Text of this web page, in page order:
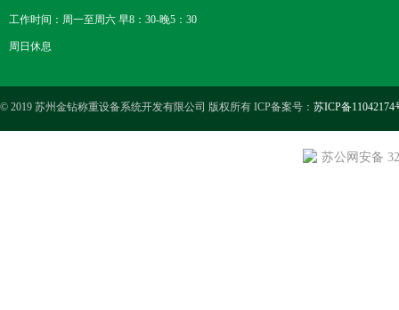
工作时间：周一至周六 早8：30-晚5：30
周日休息
© 2019 苏州金钻称重设备系统开发有限公司 版权所有 ICP备案号： 苏ICP备11042174
苏公网安备